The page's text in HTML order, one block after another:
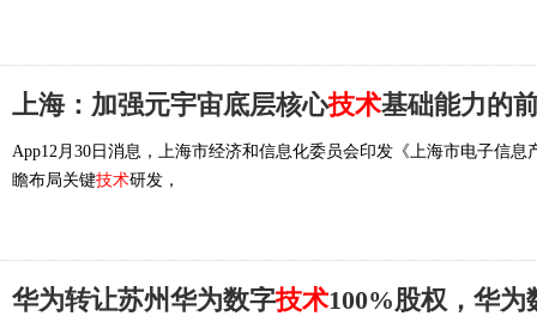
上海：加强元宇宙底层核心技术基础能力的
App12月30日消息，上海市经济和信息化委员会印发《上海市电子信
瞻布局关键技术研发，
华为转让苏州华为数字技术100%股权，华为